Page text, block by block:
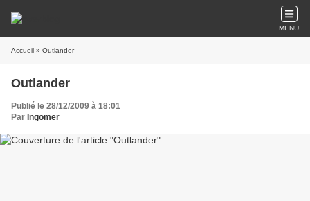
MENU
Accueil » Outlander
Outlander
Publié le 28/12/2009 à 18:01
Par Ingomer